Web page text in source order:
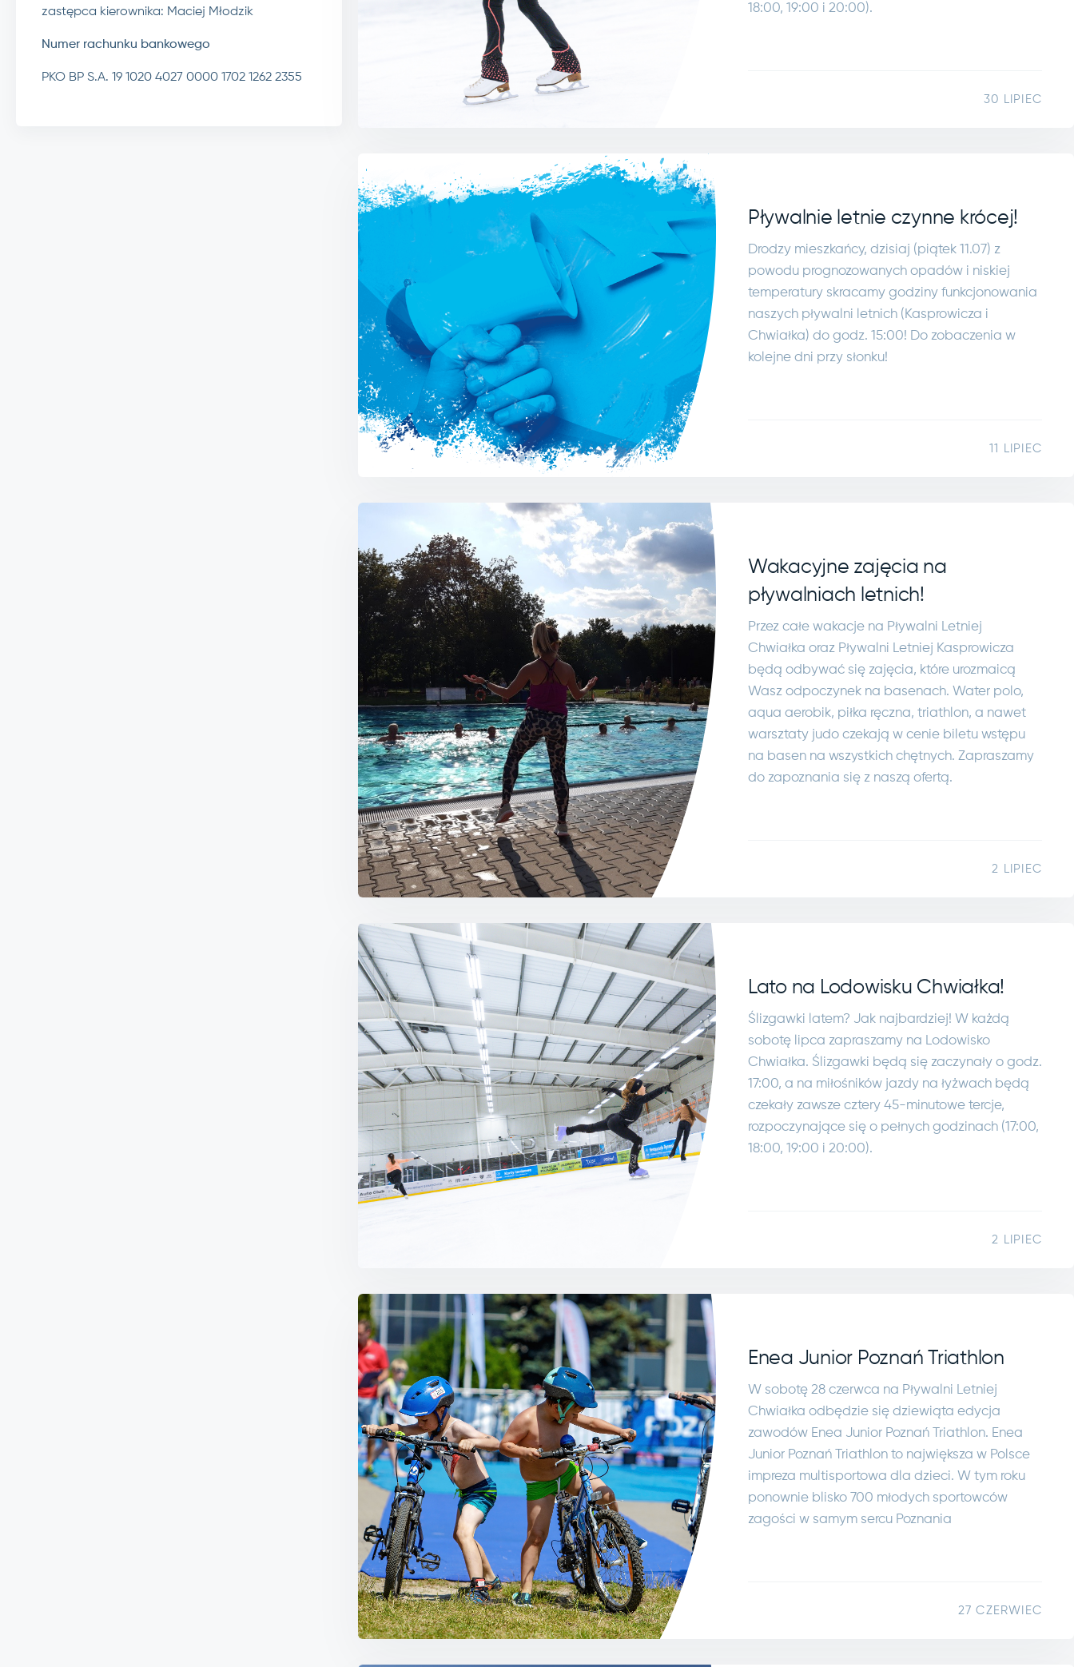
zastępca kierownika: Maciej Młodzik
Numer rachunku bankowego
PKO BP S.A. 19 1020 4027 0000 1702 1262 2355
18:00, 19:00 i 20:00).
30 LIPIEC
Pływalnie letnie czynne krócej!
Drodzy mieszkańcy, dzisiaj (piątek 11.07) z
powodu prognozowanych opadów i niskiej
temperatury skracamy godziny funkcjonowania
naszych pływalni letnich (Kasprowicza i
Chwiałka) do godz. 15:00! Do zobaczenia w
kolejne dni przy słonku!
11 LIPIEC
Wakacyjne zajęcia na
pływalniach letnich!
Przez całe wakacje na Pływalni Letniej
Chwiałka oraz Pływalni Letniej Kasprowicza
będą odbywać się zajęcia, które urozmaicą
Wasz odpoczynek na basenach. Water polo,
aqua aerobik, piłka ręczna, triathlon, a nawet
warsztaty judo czekają w cenie biletu wstępu
na basen na wszystkich chętnych. Zapraszamy
do zapoznania się z naszą ofertą.
2 LIPIEC
Lato na Lodowisku Chwiałka!
Ślizgawki latem? Jak najbardziej! W każdą
sobotę lipca zapraszamy na Lodowisko
Chwiałka. Ślizgawki będą się zaczynały o godz.
17:00, a na miłośników jazdy na łyżwach będą
czekały zawsze cztery 45-minutowe tercje,
rozpoczynające się o pełnych godzinach (17:00,
18:00, 19:00 i 20:00).
2 LIPIEC
Enea Junior Poznań Triathlon
W sobotę 28 czerwca na Pływalni Letniej
Chwiałka odbędzie się dziewiąta edycja
zawodów Enea Junior Poznań Triathlon. Enea
Junior Poznań Triathlon to największa w Polsce
impreza multisportowa dla dzieci. W tym roku
ponownie blisko 700 młodych sportowców
zagości w samym sercu Poznania
27 CZERWIEC